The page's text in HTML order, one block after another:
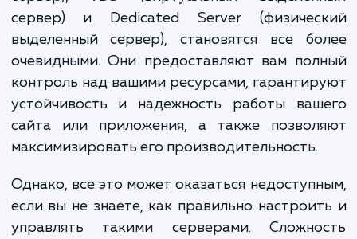
технологий преимущества,
предоставляют VPS (виртуальный
сервер), VDS (виртуальный
сервер) и Dedicated Server
выделенный сервер), становятся все
очевидными. Они предоставляют вам
контроль над вашими ресурсами,
устойчивость и надежность работы
сайта или приложения, а также
максимизировать его производительность.